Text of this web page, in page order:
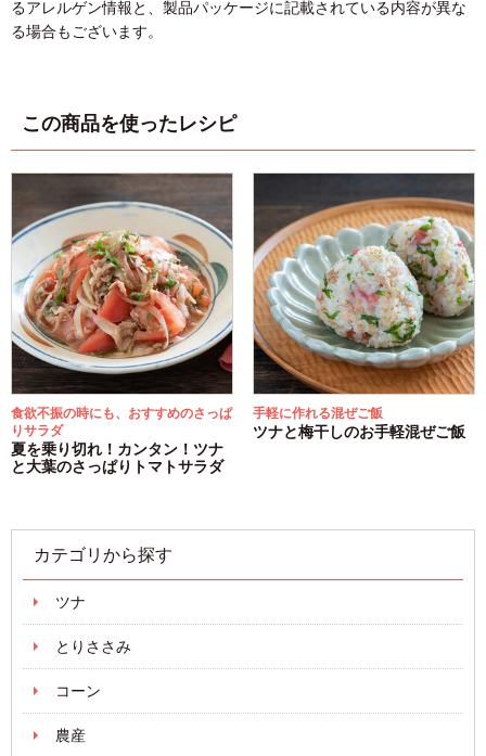
るアレルゲン情報と、製品パッケージに記載されている内容が異な
る場合もございます。
この商品を使ったレシピ
食欲不振の時にも、おすすめのさっぱ
りサラダ
夏を乗り切れ！カンタン！ツナ
と大葉のさっぱりトマトサラダ
手軽に作れる混ぜご飯
ツナと梅干しのお手軽混ぜご飯
カテゴリから探す
ツナ
とりささみ
コーン
農産